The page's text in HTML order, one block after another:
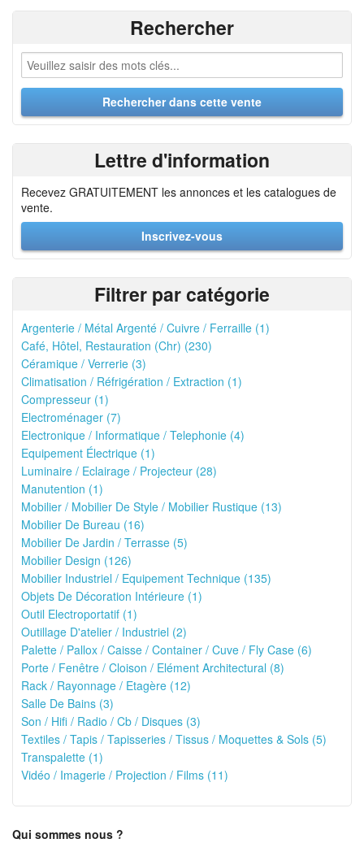
Rechercher
Lettre d'information
Recevez GRATUITEMENT les annonces et les catalogues de
vente.
Inscrivez-vous
Filtrer par catégorie
Argenterie / Métal Argenté / Cuivre / Ferraille (1)
Café, Hôtel, Restauration (Chr) (230)
Céramique / Verrerie (3)
Climatisation / Réfrigération / Extraction (1)
Compresseur (1)
Electroménager (7)
Electronique / Informatique / Telephonie (4)
Equipement Électrique (1)
Luminaire / Eclairage / Projecteur (28)
Manutention (1)
Mobilier / Mobilier De Style / Mobilier Rustique (13)
Mobilier De Bureau (16)
Mobilier De Jardin / Terrasse (5)
Mobilier Design (126)
Mobilier Industriel / Equipement Technique (135)
Objets De Décoration Intérieure (1)
Outil Electroportatif (1)
Outillage D'atelier / Industriel (2)
Palette / Pallox / Caisse / Container / Cuve / Fly Case (6)
Porte / Fenêtre / Cloison / Elément Architectural (8)
Rack / Rayonnage / Etagère (12)
Salle De Bains (3)
Son / Hifi / Radio / Cb / Disques (3)
Textiles / Tapis / Tapisseries / Tissus / Moquettes & Sols (5)
Transpalette (1)
Vidéo / Imagerie / Projection / Films (11)
Qui sommes nous ?